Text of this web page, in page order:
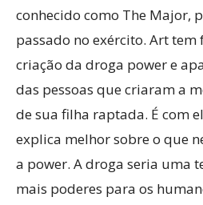
conhecido como The Major,
passado no exército. Art tem
criação da droga power e
das pessoas que criaram a
de sua filha raptada. É com
explica melhor sobre o que
a power. A droga seria uma
mais poderes para os